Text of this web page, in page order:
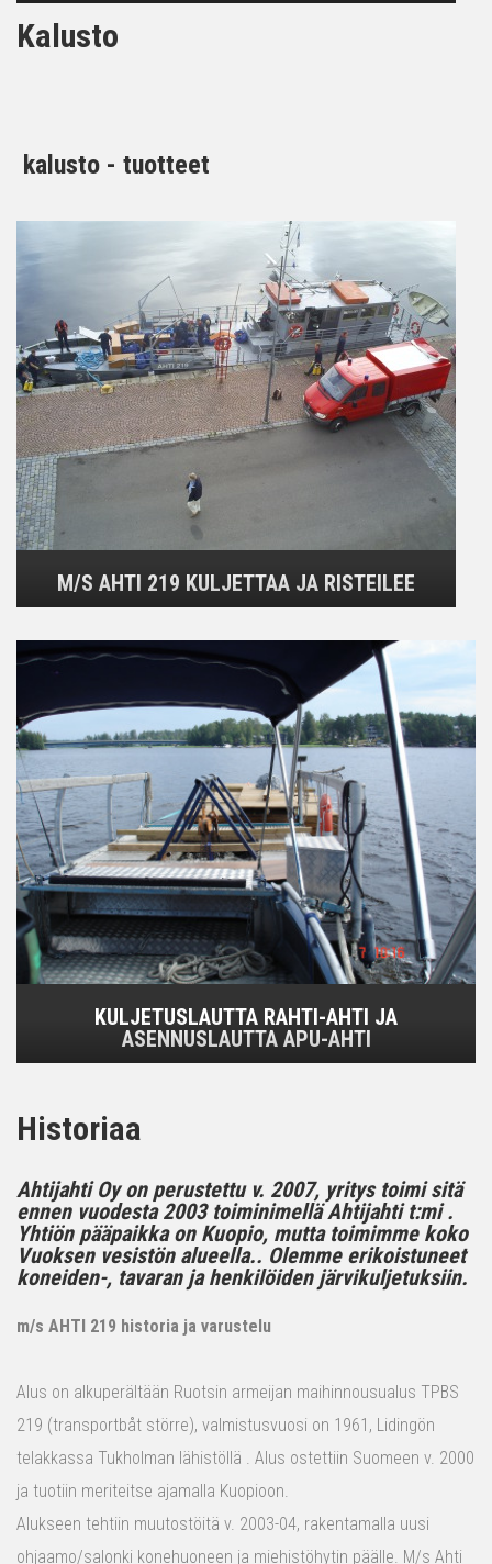
Kalusto
kalusto - tuotteet
M/S AHTI 219 KULJETTAA JA RISTEILEE
KULJETUSLAUTTA RAHTI-AHTI JA
ASENNUSLAUTTA APU-AHTI
Historiaa
Ahtijahti Oy on perustettu v. 2007, yritys toimi sitä
ennen vuodesta 2003 toiminimellä Ahtijahti t:mi .
Yhtiön pääpaikka on Kuopio, mutta toimimme koko
Vuoksen vesistön alueella.. Olemme erikoistuneet
koneiden-, tavaran ja henkilöiden järvikuljetuksiin.
m/s AHTI 219 historia ja varustelu
Alus on alkuperältään Ruotsin armeijan maihinnousualus TPBS
219 (transportbåt större), valmistusvuosi on 1961, Lidingön
telakkassa Tukholman lähistöllä . Alus ostettiin Suomeen v. 2000
ja tuotiin meriteitse ajamalla Kuopioon.
Alukseen tehtiin muutostöitä v. 2003-04, rakentamalla uusi
ohjaamo/salonki konehuoneen ja miehistöhytin päälle. M/s Ahti